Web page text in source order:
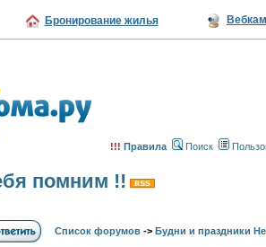
Бронирование жилья
!!! Правила Поиск
помним !!
Список форумов -> Будни и праздники